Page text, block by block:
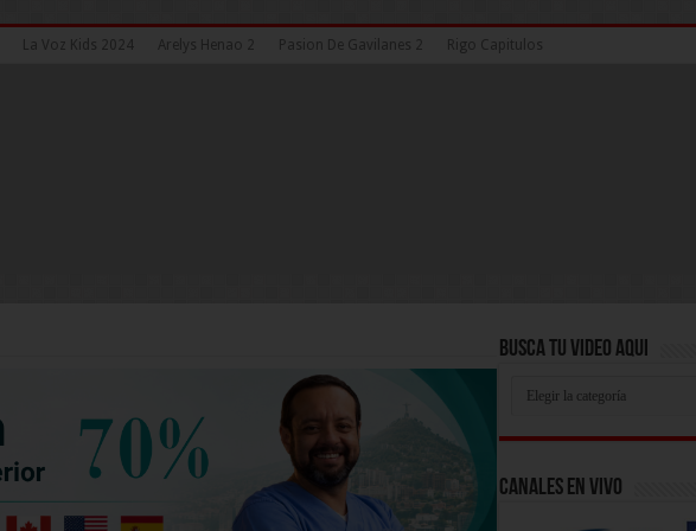
La Voz Kids 2024 Arelys Henao 2 Pasion De Gavilanes 2 Rigo Capitulos
Busca Tu Video Aqui
Aqui
Canales En Vivo